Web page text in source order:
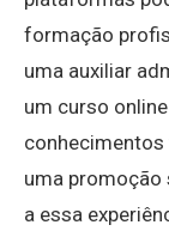
formação
uma auxiliar
um curso
uma promoção
a essa